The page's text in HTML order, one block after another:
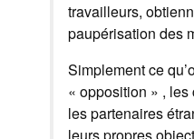
travailleurs,
paupérisation des
Simplement ce
« opposition » ,
les partenaires
leurs propres